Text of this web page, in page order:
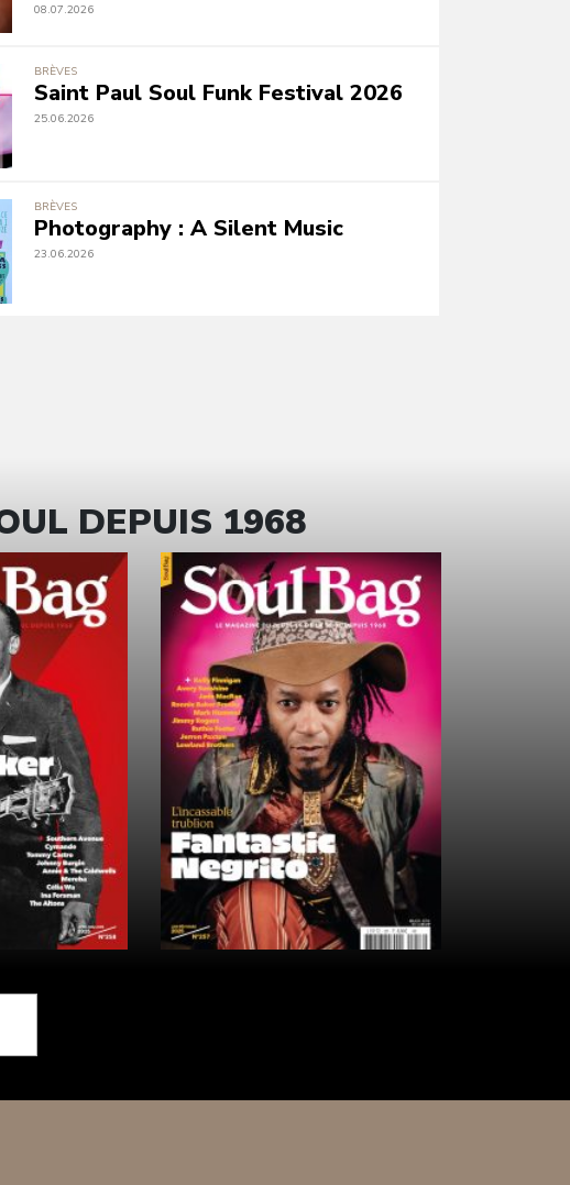
08.07.2026
BRÈVES
Saint Paul Soul Funk Festival 2026
25.06.2026
BRÈVES
Photography : A Silent Music
23.06.2026
DEPUIS 1968